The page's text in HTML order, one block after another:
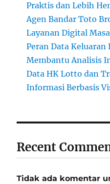
Praktis dan Lebih
Agen Bandar Toto
Layanan Digital
Peran Data Keluaran
Membantu Analisis
Data HK Lotto dan
Informasi Berbasis
Recent
Tidak ada komentar